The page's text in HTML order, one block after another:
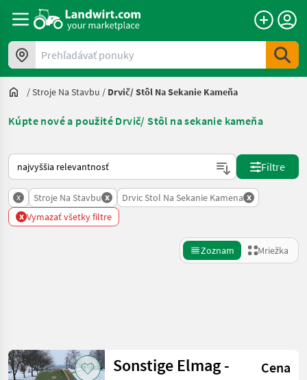
Prehľadávať ponuky
/Stroje Na Stavbu / Drvič/ Stôl Na Sekanie Kameňa
Kúpte nové a použité Drvič/ Stôl na sekanie kameňa
Takto sa vykonáva triedenie na Landwirt.com
Filtre
x Stroje Na Stavbu x Drvic Stol Na Sekanie Kamena x
x Vymazať všetky filtre
Zoznam Mriežka
Kategória 3 Krajina Filtre
Sonstige Elmag -
Cena